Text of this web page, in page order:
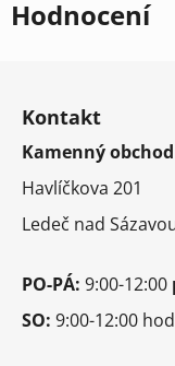
Hodnocení
Kontakt
Kamenný obchod
Havlíčkova 201
Ledeč nad
PO-PÁ: 9:00-12:00
SO: 9:00-12:00